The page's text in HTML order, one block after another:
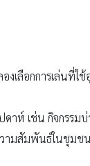
งเลือกการเล่นที่
าห์ เช่น กิจกรรม
ามสัมพันธ์ในชุมช